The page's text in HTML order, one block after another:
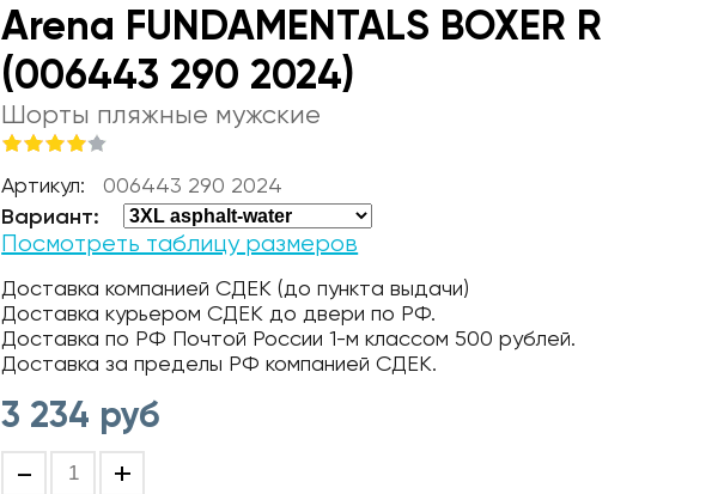
Arena FUNDAMENTALS BOXER R
(006443 290 2024)
Шорты пляжные мужские
Артикул: 006443 290 2024
Вариант:
Посмотреть таблицу размеров
Доставка компанией СДЕК (до пункта выдачи)
Доставка курьером СДЕК до двери по РФ.
Доставка по РФ Почтой России 1-м классом 500 рублей.
Доставка за пределы РФ компанией СДЕК.
3 234 руб
- +